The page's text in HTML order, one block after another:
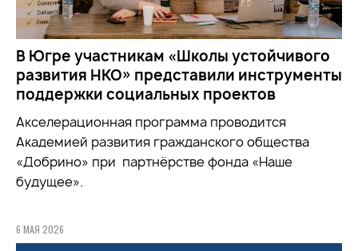
В Югре участникам «Школы устойчивого
развития НКО» представили инструменты
поддержки социальных проектов
Акселерационная программа проводится
Академией развития гражданского общества
«Добрино» при партнёрстве фонда «Наше
будущее».
6 МАЯ 2026